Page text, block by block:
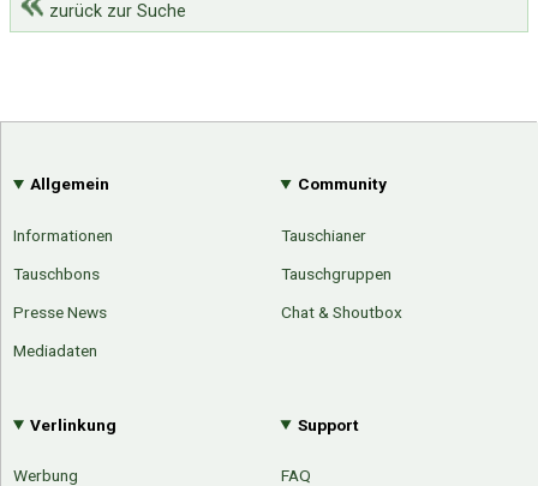
zurück zur Suche
Allgemein
Informationen
Tauschbons
Presse News
Mediadaten
Community
Tauschianer
Tauschgruppen
Chat & Shoutbox
Verlinkung
Werbung
Support
FAQ